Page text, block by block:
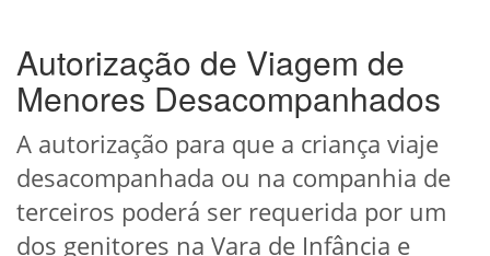
Autorização de Viagem de
Menores Desacompanhados
A autorização para que a criança viaje
desacompanhada ou na companhia de
terceiros poderá ser requerida por um
dos genitores na Vara de Infância e